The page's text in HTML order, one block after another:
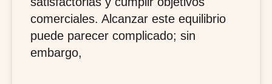
comerciales. Alcanzar este equilibrio
puede parecer complicado; sin
embargo,